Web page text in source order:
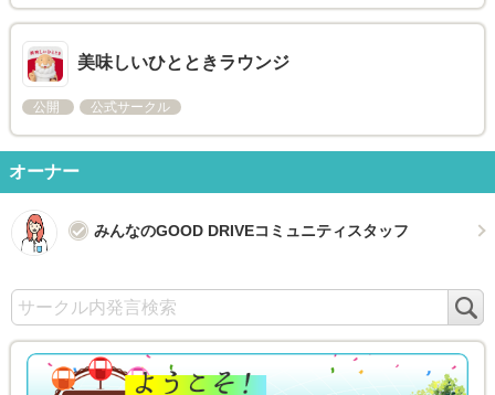
美味しいひとときラウンジ
公開 公式サークル
オーナー
みんなのGOOD DRIVEコミュニティスタッフ